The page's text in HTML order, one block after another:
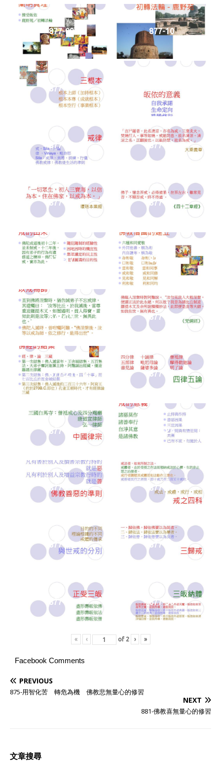
877-09 877-10
877-11
877-13 877-14
877-15 877-16
877-17 877-18
877-19 877-20
877-21 877-22
877-23 877-24
877-25 877-26
877-27 877-28
877-29 877-30
« ‹ of 2 › »
Facebook Comments
PREVIOUS
875-用智化苦 轉危為機 佛教悲無量心的修習
NEXT
881-佛教喜無量心的修習
文章搜尋